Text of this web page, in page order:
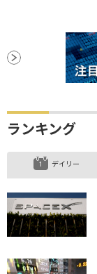
ランキング
デイリー